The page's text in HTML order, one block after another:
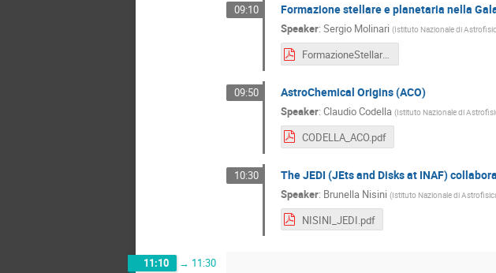
09:10 Formazione stellare e planetaria nella
Speaker: Sergio Molinari (Istituto Nazionale di
FormazioneStellare_INAF_CSN2_2021_4pdf.pdf
09:50 AstroChemical Origins (ACO)
Speaker: Claudio Codella (Istituto Nazionale di
CODELLA_ACO.pdf
10:30 The JEDI (JEts and Disks at INAF)
Speaker: Brunella Nisini (Istituto Nazionale di
NISINI_JEDI.pdf
11:10 → 11:30